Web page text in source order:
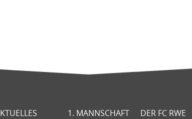
1. MANNSCHAFT DER FC RWE